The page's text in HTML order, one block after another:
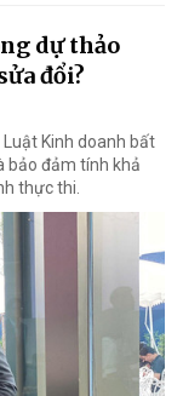
dự thảo
đổi?
Kinh doanh bất
bảo đảm tính khả
thực thi.